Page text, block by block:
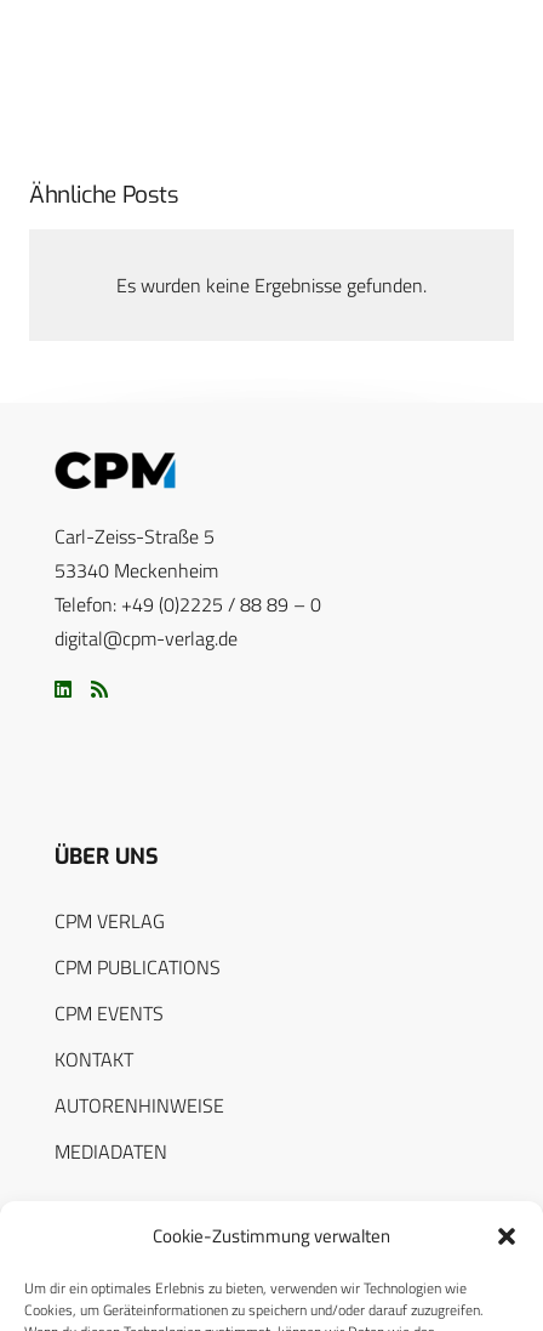
Cookie-Zustimmung verwalten
Um dir ein optimales Erlebnis zu bieten, verwenden wir Technologien wie
Cookies, um Geräteinformationen zu speichern und/oder darauf zuzugreifen.
Ähnliche Posts
Es wurden keine Ergebnisse gefunden.
Carl-Zeiss-Straße 5
53340 Meckenheim
Telefon: +49 (0)2225 / 88 89 – 0
digital@cpm-verlag.de
ÜBER UNS
CPM VERLAG
CPM PUBLICATIONS
CPM EVENTS
KONTAKT
AUTORENHINWEISE
MEDIADATEN
RECHTLICHES